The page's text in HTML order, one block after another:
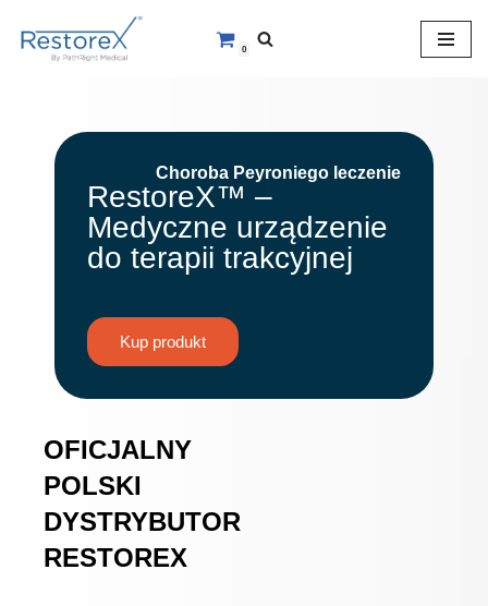
Przejdź
0
OFICJALNY
POLSKI
DYSTRYBUTOR
RESTOREX
Choroba Peyroniego leczenie
RestoreX™ –
Medyczne urządzenie
do terapii trakcyjnej
Kup produkt